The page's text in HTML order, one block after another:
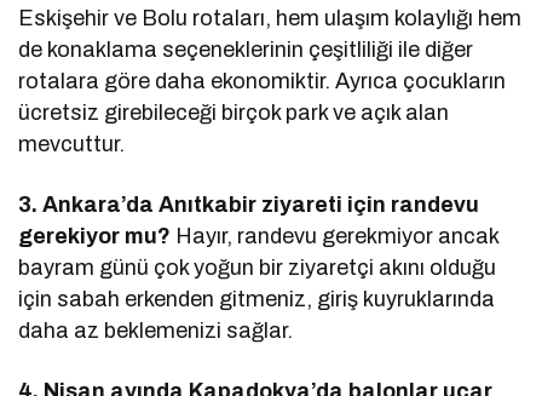
Eskişehir ve Bolu rotaları, hem ulaşım kolaylığı hem
de konaklama seçeneklerinin çeşitliliği ile diğer
rotalara göre daha ekonomiktir. Ayrıca çocukların
ücretsiz girebileceği birçok park ve açık alan
mevcuttur.
3. Ankara’da Anıtkabir ziyareti için randevu
gerekiyor mu? Hayır, randevu gerekmiyor ancak
bayram günü çok yoğun bir ziyaretçi akını olduğu
için sabah erkenden gitmeniz, giriş kuyruklarında
daha az beklemenizi sağlar.
4. Nisan ayında Kapadokya’da balonlar uçar